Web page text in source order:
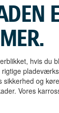
hvis du
sikkerhed og
Vores